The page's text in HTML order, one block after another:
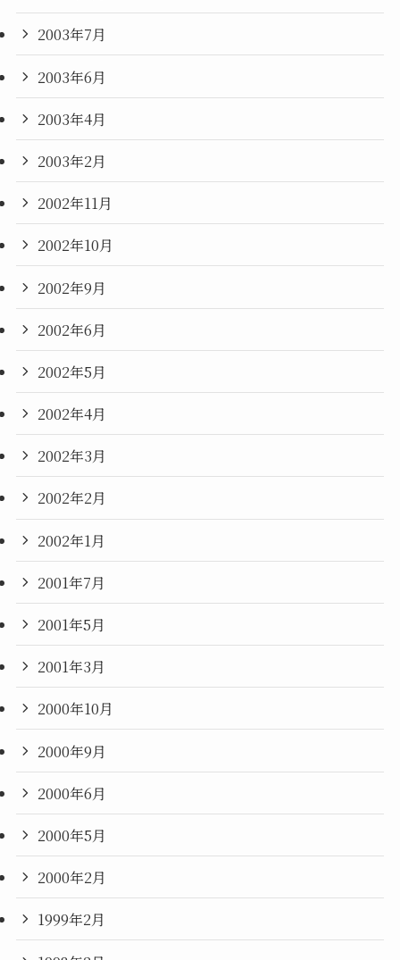
2003年7月
2003年6月
2003年4月
2003年2月
2002年11月
2002年10月
2002年9月
2002年6月
2002年5月
2002年4月
2002年3月
2002年2月
2002年1月
2001年7月
2001年5月
2001年3月
2000年10月
2000年9月
2000年6月
2000年5月
2000年2月
1999年2月